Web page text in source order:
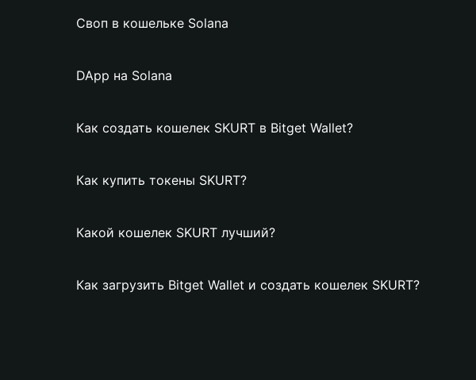
Своп в кошельке Solana
DApp на Solana
Как создать кошелек SKURT в Bitget Wallet?
Как купить токены SKURT?
Какой кошелек SKURT лучший?
Как загрузить Bitget Wallet и создать кошелек SKURT?